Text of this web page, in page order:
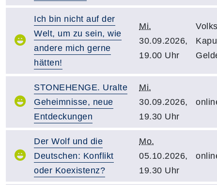
Ich bin nicht auf der
Welt, um zu sein, wie
andere mich gerne
hätten!
Mi.
30.09.2026,
19.00 Uhr
STONEHENGE. Uralte
Geheimnisse, neue
Entdeckungen
Mi.
30.09.2026,
19.30 Uhr
Der Wolf und die
Deutschen: Konflikt
oder Koexistenz?
Mo.
05.10.2026,
19.30 Uhr